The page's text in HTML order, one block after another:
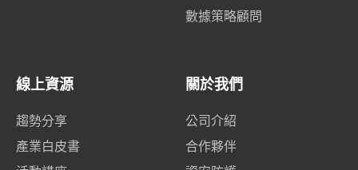
數據策略顧問
線上資源
趨勢分享
產業白皮書
關於我們
公司介紹
合作夥伴